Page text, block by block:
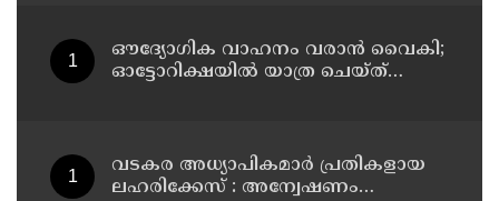
ഔദ്യോഗിക വാഹനം വരാന്‍ വൈകി;
ഓട്ടോറിക്ഷയില്‍ യാത്ര ചെയ്ത്
വടകര അധ്യാപികമാര്‍ പ്രതികളായ
ലഹരിക്കേസ് : അന്വേഷണം